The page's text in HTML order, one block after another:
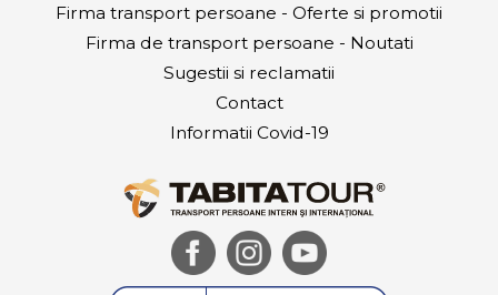
Firma transport persoane - Oferte si promotii
Firma de transport persoane - Noutati
Sugestii si reclamatii
Contact
Informatii Covid-19